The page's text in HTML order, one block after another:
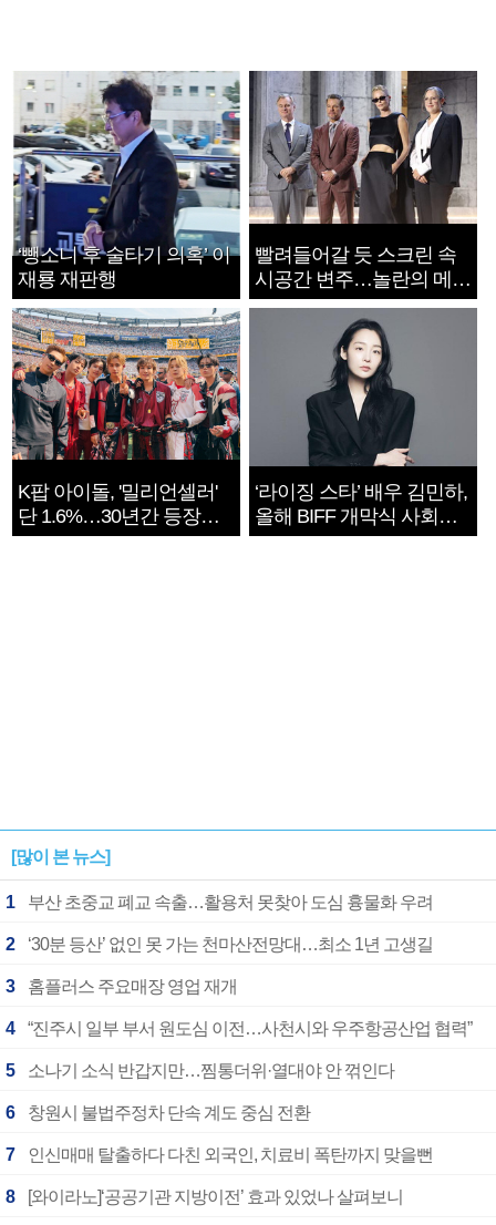
‘뺑소니 후 술타기 의혹’ 이
재룡 재판행
빨려들어갈 듯 스크린 속
시공간 변주…놀란의 메시
지는 ‘전쟁 속죄’
K팝 아이돌, '밀리언셀러'
단 1.6%…30년간 등장
1182개팀 전수조사
‘라이징 스타’ 배우 김민하,
올해 BIFF 개막식 사회자
확정
[많이 본 뉴스]
1 부산 초중교 폐교 속출…활용처 못찾아 도심 흉물화 우려
2 ‘30분 등산’ 없인 못 가는 천마산전망대…최소 1년 고생길
3 홈플러스 주요매장 영업 재개
4 “진주시 일부 부서 원도심 이전…사천시와 우주항공산업 협력”
5 소나기 소식 반갑지만…찜통더위·열대야 안 꺾인다
6 창원시 불법주정차 단속 계도 중심 전환
7 인신매매 탈출하다 다친 외국인, 치료비 폭탄까지 맞을뻔
8 [와이라노]‘공공기관 지방이전’ 효과 있었나 살펴보니